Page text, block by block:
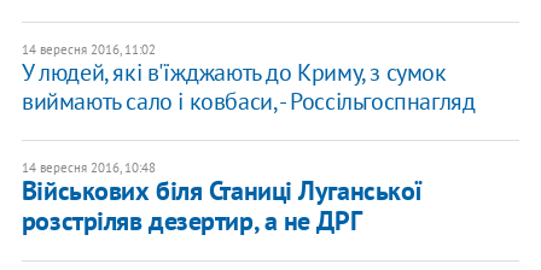
14 вересня 2016, 11:02
У людей, які в'їжджають до Криму, з сумок
виймають сало і ковбаси, - Россільгоспнагляд
14 вересня 2016, 10:48
Військових біля Станиці Луганської
розстріляв дезертир, а не ДРГ